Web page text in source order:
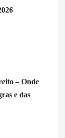
– Onde
e das